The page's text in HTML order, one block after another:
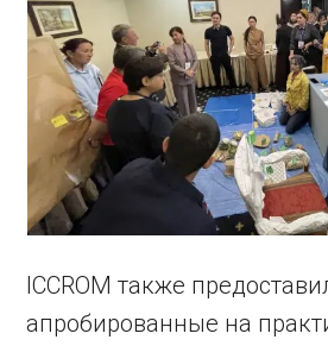
ICCROM также
апробированные на